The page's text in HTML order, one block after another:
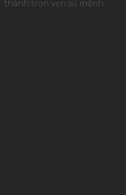
thành trọn vẹn sứ mệnh.